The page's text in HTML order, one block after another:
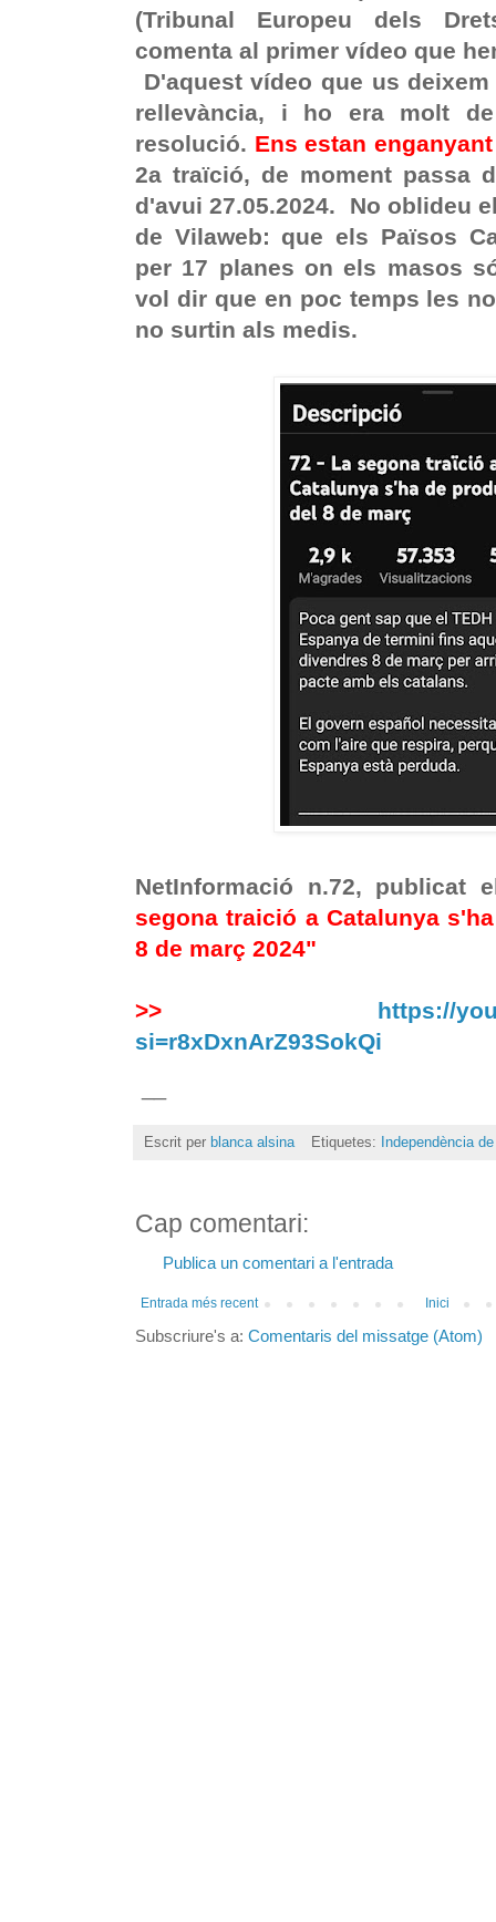
(Tribunal Europeu dels
comenta al primer vídeo que
D'aquest vídeo que us
rellevància, i ho era molt de
resolució. Ens estan
2a traïció, de moment passa
d'avui 27.05.2024. No oblideu
de Vilaweb: que els Països
per 17 planes on els masos
vol dir que en poc temps les
no surtin als medis.
NetInformació n.72,
segona traició a Catalunya
8 de març 2024"
>>
https://
si=r8xDxnArZ93SokQi
Escrit per blanca alsina Etiquetes: Independència
Cap comentari:
Publica un comentari a l'entrada
Entrada més recent Inici
Subscriure's a: Comentaris del missatge (Atom)